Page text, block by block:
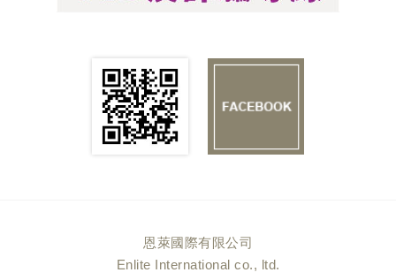
恩萊國際有限公司
Enlite International co., ltd.